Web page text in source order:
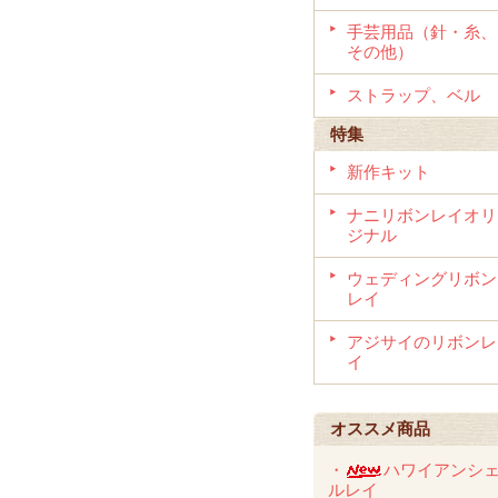
手芸用品（針・糸、
その他）
ストラップ、ベル
特集
新作キット
ナニリボンレイオリ
ジナル
ウェディングリボン
レイ
アジサイのリボンレ
イ
オススメ商品
・
ハワイアンシ
ルレイ